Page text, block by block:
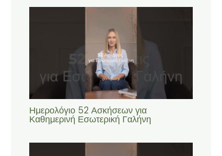
Ημερολόγιο 52 Ασκήσεων για
Καθημερινή Εσωτερική Γαλήνη